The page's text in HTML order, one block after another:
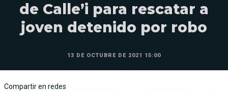
de Calle’i para rescatar a
joven detenido por robo
13 DE OCTUBRE DE 2021 15:00
Compartir en redes